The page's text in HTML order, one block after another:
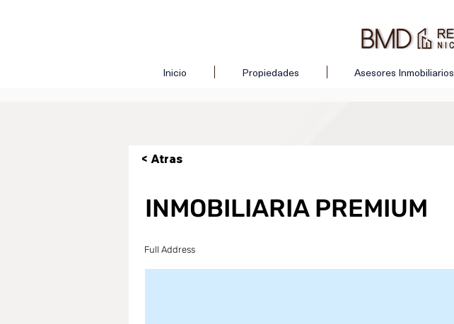
Inicio Propiedades Asesores Inmobiliarios
< Atras
INMOBILIARIA PREMIUM
Full Address